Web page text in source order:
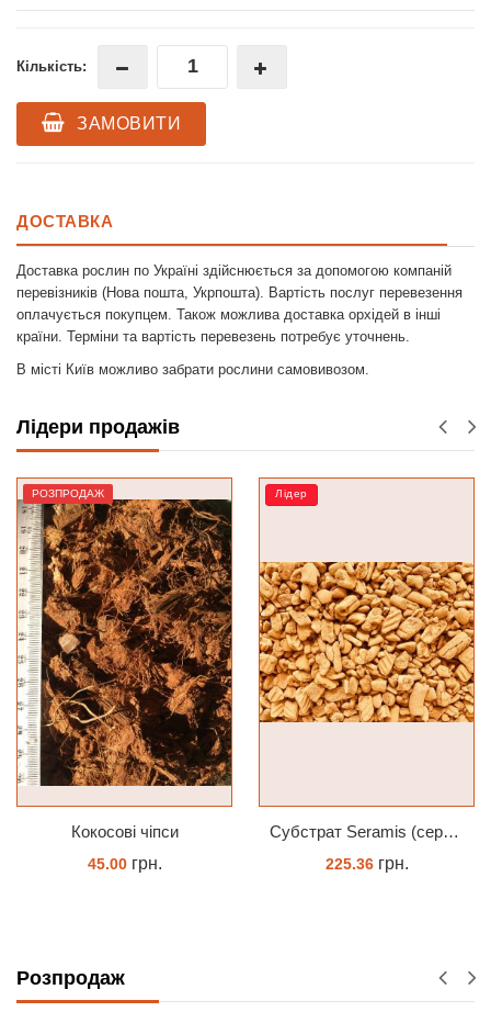
Кількість:
ЗАМОВИТИ
ДОСТАВКА
Доставка рослин по Україні здійснюється за допомогою компаній
перевізників (Нова пошта, Укрпошта). Вартість послуг перевезення
оплачується покупцем. Також можлива доставка орхідей в інші
країни. Терміни та вартість перевезень потребує уточнень.
В місті Київ можливо забрати рослини самовивозом.
Лідери продажів
Субстрат Seramis (серамис) крупний для орхідей 1 л
Розпродаж